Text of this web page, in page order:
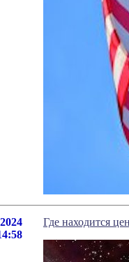
Где находится